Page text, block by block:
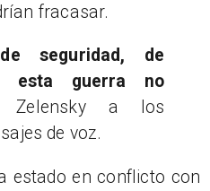
fracasar.
seguridad, de
esta guerra no
a los
de voz.
estado en conflicto con